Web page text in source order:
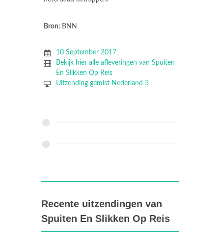
Bron: BNN
10 September 2017
Bekijk hier alle afleveringen van Spuiten
En Slikken Op Reis
Uitzending gemist Nederland 3
Recente uitzendingen van
Spuiten En Slikken Op Reis